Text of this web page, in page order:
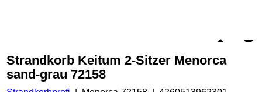
Strandkorb Keitum 2-Sitzer Menorca
sand-grau 72158